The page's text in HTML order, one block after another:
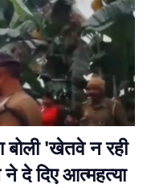
बोली 'खेतवे न रही
दे दिए आत्महत्या